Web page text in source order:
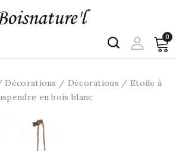
0
Décorations Décorations
Etoile à
en bois blanc